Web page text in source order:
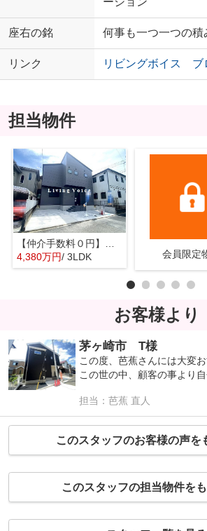
座右の銘 何事も一つ一つの積
リンク リビングボイス ブ
担当物件
【仲介手数料０円】茅ヶ崎市香川1丁目 新築一戸建て
4,380万円/ 3LDK 会員限定
お客様より
茅ヶ崎市 T様
この度、芭蕉さんには大変
この世の中、顧客の事より
は最後まで一切の売込みの
した。 しかし人柄や雰囲気
来ました。 お客様以外の業
のお付き合いもしっかりさ
した。 私も住宅ローンに不安を抱えており、数
年前にも購入を検討してま
出てしまいました。しかし
担当：芭蕉 直人
このスタッフのお客様の声を
このスタッフの担当物件を